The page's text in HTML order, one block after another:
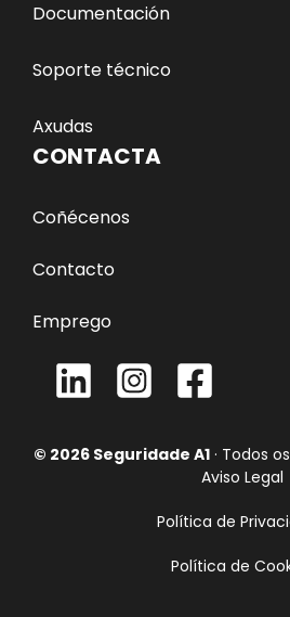
Documentación
Soporte técnico
Axudas
CONTACTA
Coñécenos
Contacto
Emprego
© 2026 Seguridade A1 · Todos
Aviso Legal
Política de
Política de